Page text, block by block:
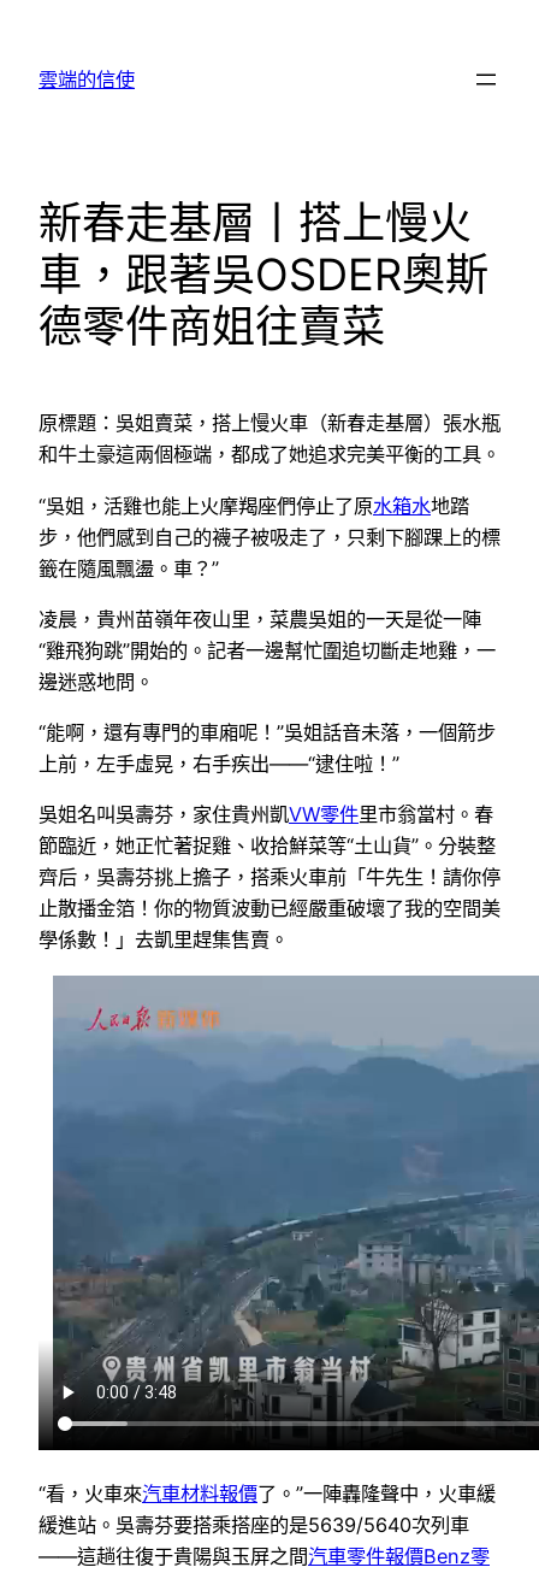
雲端的信使
新春走基層丨搭上慢火
車，跟著吳OSDER奧斯
德零件商姐往賣菜
原標題：吳姐賣菜，搭上慢火車（新春走基層）張水瓶
和牛土豪這兩個極端，都成了她追求完美平衡的工具。
“吳姐，活雞也能上火摩羯座們停止了原水箱水地踏
步，他們感到自己的襪子被吸走了，只剩下腳踝上的標
籤在隨風飄盪。車？”
凌晨，貴州苗嶺年夜山里，菜農吳姐的一天是從一陣
“雞飛狗跳”開始的。記者一邊幫忙圍追切斷走地雞，一
邊迷惑地問。
“能啊，還有專門的車廂呢！”吳姐話音未落，一個箭步
上前，左手虛晃，右手疾出——“逮住啦！”
吳姐名叫吳壽芬，家住貴州凱VW零件里市翁當村。春
節臨近，她正忙著捉雞、收拾鮮菜等“土山貨”。分裝整
齊后，吳壽芬挑上擔子，搭乘火車前「牛先生！請你停
止散播金箔！你的物質波動已經嚴重破壞了我的空間美
學係數！」去凱里趕集售賣。
“看，火車來汽車材料報價了。”一陣轟隆聲中，火車緩
緩進站。吳壽芬要搭乘搭座的是5639/5640次列車
——這趟往復于貴陽與玉屏之間汽車零件報價Benz零